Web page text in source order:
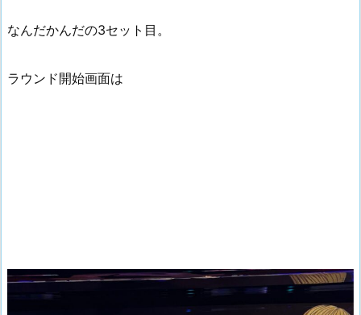
なんだかんだの3セット目。
ラウンド開始画面は